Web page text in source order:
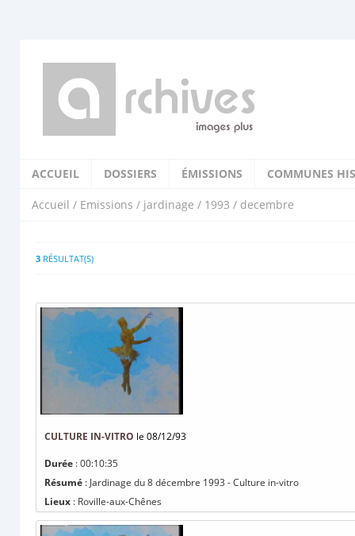
ACCUEIL DOSSIERS ÉMISSIONS COMMUNES
Accueil / Emissions / jardinage / 1993 / decembre
3 RÉSULTAT(S)
CULTURE IN-VITRO le 08/12/93
Durée : 00:10:35
Résumé : Jardinage du 8 décembre 1993 - Culture in-vitro
Lieux : Roville-aux-Chênes